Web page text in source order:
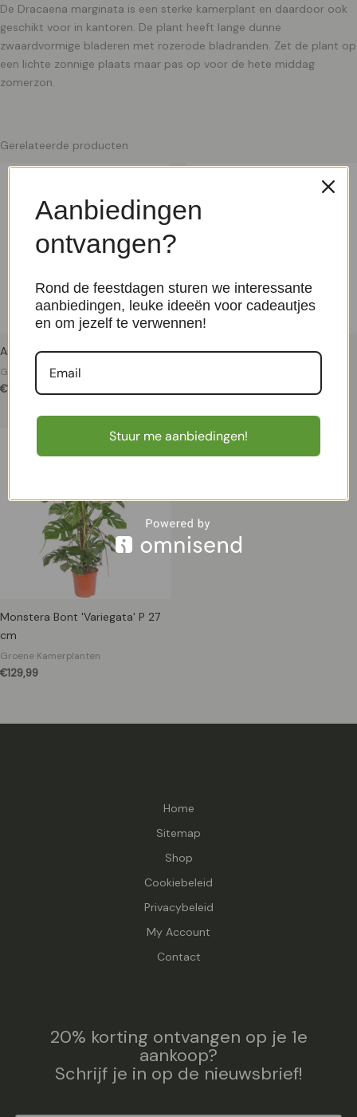
De Dracaena marginata is een sterke kamerplant en daardoor ook
geschikt voor in kantoren. De plant heeft lange dunne
zwaardvormige bladeren met rozerode bladranden. Zet de plant op
een lichte zonnige plaats maar pas op voor de hete middag
zomerzon.
Gerelateerde producten
Asparagus setaceus P 17 cm
Groene Kamerplanten
€12,50
Sprookjesboom P 12 cm
Monstera Bont 'Variegata' P 27
cm
Groene Kamerplanten
€129,99
Home
Sitemap
Shop
Cookiebeleid
Privacybeleid
My Account
Contact
20% korting ontvangen op je 1e
aankoop?
Schrijf je in op de nieuwsbrief!
Aanbiedingen
ontvangen?
Rond de feestdagen sturen we interessante
aanbiedingen, leuke ideeën voor cadeautjes
en om jezelf te verwennen!
Stuur me aanbiedingen!